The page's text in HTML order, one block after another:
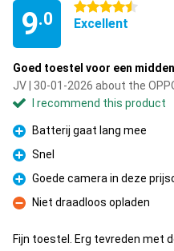
9.0
4.5 stars
Excellent
Goed toestel voor een
JV | 30-01-2026 about the
I recommend this product
Pro
Batterij gaat lang mee
Pro
Snel
Pro
Goede camera in deze
Con
Niet draadloos opladen
Fijn toestel. Erg tevreden met